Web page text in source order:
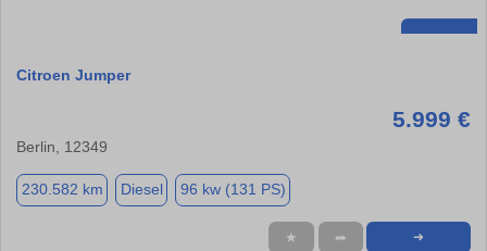
Citroen Jumper
5.999 €
Berlin, 12349
230.582 km Diesel 96 kw (131 PS)
★ ➦ ➜